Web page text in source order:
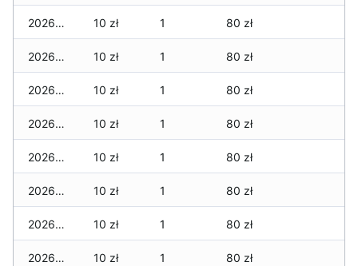
2026-01-23 10 zł 1 80 zł
2026-01-22 10 zł 1 80 zł
2026-01-21 10 zł 1 80 zł
2026-01-20 10 zł 1 80 zł
2026-01-19 10 zł 1 80 zł
2026-01-18 10 zł 1 80 zł
2026-01-17 10 zł 1 80 zł
2026-01-16 10 zł 1 80 zł